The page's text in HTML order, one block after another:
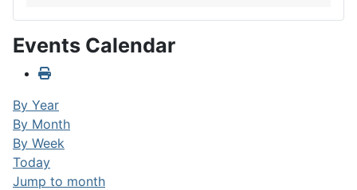
Events Calendar
By Year
By Month
By Week
Today
Jump to month